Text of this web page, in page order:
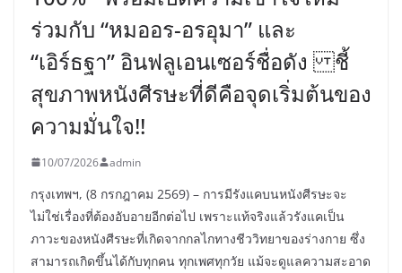
ร่วมกับ “หมออร-อรอุมา” และ
“เอิร์ธฐา” อินฟลูเอนเซอร์ชื่อดัง ชี้
สุขภาพหนังศีรษะที่ดีคือจุดเริ่มต้นของ
ความมั่นใจ!!
10/07/2026 admin
กรุงเทพฯ, (8 กรกฎาคม 2569) – การมีรังแคบนหนังศีรษะจะ
ไม่ใช่เรื่องที่ต้องอับอายอีกต่อไป เพราะแท้จริงแล้วรังแคเป็น
ภาวะของหนังศีรษะที่เกิดจากกลไกทางชีววิทยาของร่างกาย ซึ่ง
สามารถเกิดขึ้นได้กับทุกคน ทุกเพศทุกวัย แม้จะดูแลความสะอาด